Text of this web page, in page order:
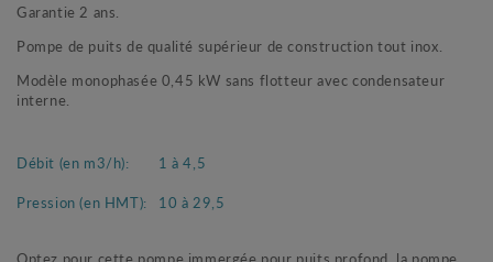
Garantie 2 ans.
Pompe de puits de qualité supérieur de construction tout inox.
Modèle monophasée 0,45 kW sans flotteur avec condensateur
interne.
Débit (en m3/h):
1 à 4,5
Pression (en HMT):
10 à 29,5